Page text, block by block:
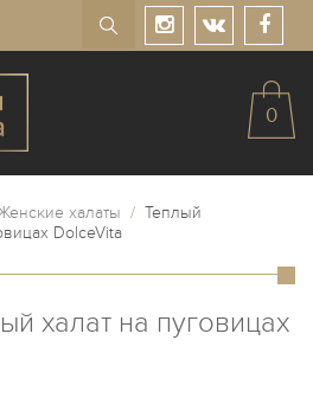
0
халаты / Теплый
DolceVita
халат на пуговицах